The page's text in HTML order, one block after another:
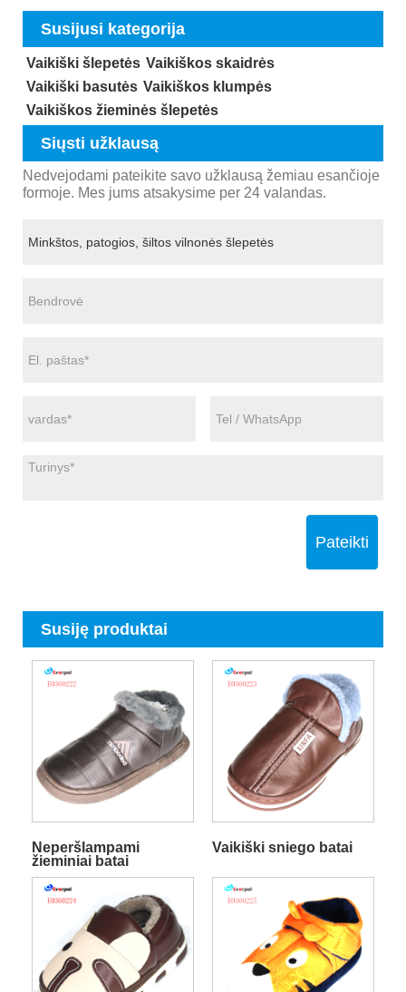
Susijusi kategorija
Vaikiški šlepetės Vaikiškos skaidrės
Vaikiški basutės Vaikiškos klumpės
Vaikiškos žieminės šlepetės
Siųsti užklausą
Nedvejodami pateikite savo užklausą žemiau esančioje
formoje. Mes jums atsakysime per 24 valandas.
Pateikti
Susiję produktai
Neperšlampami
žieminiai batai
berniukams
Vaikiški sniego batai